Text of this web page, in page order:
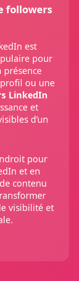
followers
est
pour
ou une
LinkedIn
et
d’un
pour
et en
contenu
visibilité et